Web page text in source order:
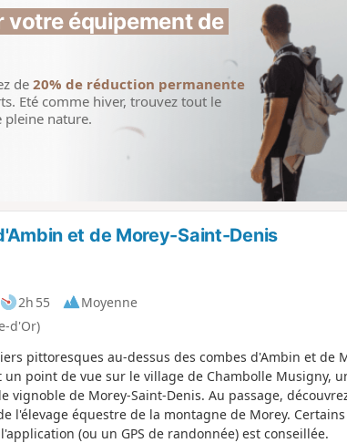
votre équipement de
de 20% de réduction permanente
Eté comme hiver, trouvez tout le
pleine nature.
et de Morey-Saint-Denis
2h 55
Moyenne
d'Or)
pittoresques au-dessus des combes d'Ambin et de
point de vue sur le village de Chambolle Musigny,
vignoble de Morey-Saint-Denis. Au passage,
l'élevage équestre de la montagne de Morey.
(ou un GPS de randonnée) est conseillée.